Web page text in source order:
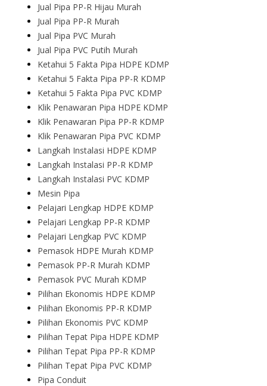
Jual Pipa PP-R Hijau Murah
Jual Pipa PP-R Murah
Jual Pipa PVC Murah
Jual Pipa PVC Putih Murah
Ketahui 5 Fakta Pipa HDPE KDMP
Ketahui 5 Fakta Pipa PP-R KDMP
Ketahui 5 Fakta Pipa PVC KDMP
Klik Penawaran Pipa HDPE KDMP
Klik Penawaran Pipa PP-R KDMP
Klik Penawaran Pipa PVC KDMP
Langkah Instalasi HDPE KDMP
Langkah Instalasi PP-R KDMP
Langkah Instalasi PVC KDMP
Mesin Pipa
Pelajari Lengkap HDPE KDMP
Pelajari Lengkap PP-R KDMP
Pelajari Lengkap PVC KDMP
Pemasok HDPE Murah KDMP
Pemasok PP-R Murah KDMP
Pemasok PVC Murah KDMP
Pilihan Ekonomis HDPE KDMP
Pilihan Ekonomis PP-R KDMP
Pilihan Ekonomis PVC KDMP
Pilihan Tepat Pipa HDPE KDMP
Pilihan Tepat Pipa PP-R KDMP
Pilihan Tepat Pipa PVC KDMP
Pipa Conduit